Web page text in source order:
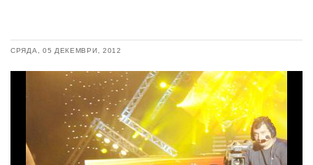
СРЯДА, 05 ДЕКЕМВРИ, 2012